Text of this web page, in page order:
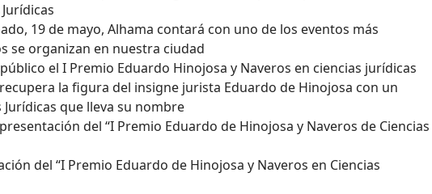
19 de mayo, Alhama contará con uno de los eventos más
se organizan en nuestra ciudad
público el I Premio Eduardo Hinojosa y Naveros en ciencias jurídicas
la figura del insigne jurista Eduardo de Hinojosa con un
Jurídicas que lleva su nombre
del “I Premio Eduardo de Hinojosa y Naveros de Ciencias
del “I Premio Eduardo de Hinojosa y Naveros en Ciencias